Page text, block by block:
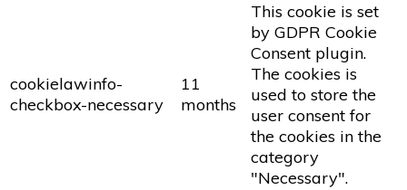
cookielawinfo-
checkbox-necessary
11
months
This cookie is set
by GDPR Cookie
Consent plugin.
The cookies is
used to store the
user consent for
the cookies in the
category
"Necessary".